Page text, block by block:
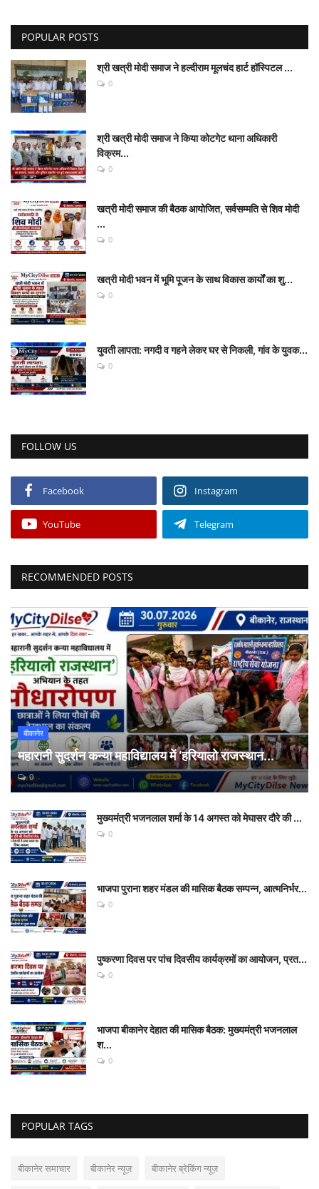
POPULAR POSTS
श्री खत्री मोदी समाज ने हल्दीराम मूलचंद हार्ट हॉस्पिटल ...
0
श्री खत्री मोदी समाज ने किया कोटगेट थाना अधिकारी
विक्रम...
0
खत्री मोदी समाज की बैठक आयोजित, सर्वसम्मति से शिव मोदी
...
0
खत्री मोदी भवन में भूमि पूजन के साथ विकास कार्यों का शु...
0
युवती लापता: नगदी व गहने लेकर घर से निकली, गांव के युवक...
0
FOLLOW US
Facebook Instagram
YouTube Telegram
RECOMMENDED POSTS
बीकानेर
महारानी सुदर्शन कन्या महाविद्यालय में ‘हरियालो राजस्थान...
0
मुख्यमंत्री भजनलाल शर्मा के 14 अगस्त को मेघासर दौरे की ...
0
भाजपा पुराना शहर मंडल की मासिक बैठक सम्पन्न, आत्मनिर्भर...
0
पुष्करणा दिवस पर पांच दिवसीय कार्यक्रमों का आयोजन, प्रत...
0
भाजपा बीकानेर देहात की मासिक बैठक: मुख्यमंत्री भजनलाल
श...
0
POPULAR TAGS
बीकानेर समाचार बीकानेर न्यूज़ बीकानेर ब्रेकिंग न्यूज़